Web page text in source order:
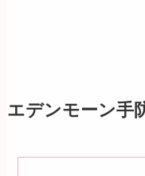
エデンモーン手